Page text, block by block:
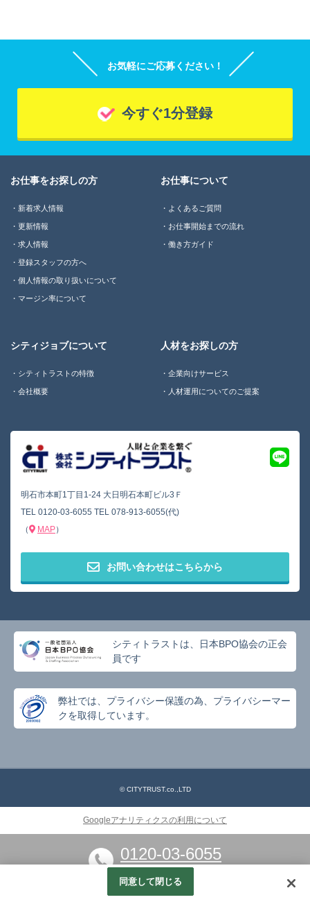
0120-03-6055
お気軽にご応募ください！
今すぐ1分登録
明石市本町1丁目1-24 大日明石本町ビル3Ｆ
TEL 0120-03-6055 TEL 078-913-6055(代)
（
MAP）
お問い合わせはこちらから
お仕事をお探しの方
新着求人情報
更新情報
求人情報
登録スタッフの方へ
個人情報の取り扱いについて
マージン率について
お仕事について
よくあるご質問
お仕事開始までの流れ
働き方ガイド
シティジョブについて
シティトラストの特徴
会社概要
人材をお探しの方
企業向けサービス
人材運用についてのご提案
シティトラストは、日本BPO協会の正会
員です
弊社では、プライバシー保護の為、プライバシーマー
クを取得しています。
© CITYTRUST.co.,LTD
Googleアナリティクスの利用について
同意して閉じる